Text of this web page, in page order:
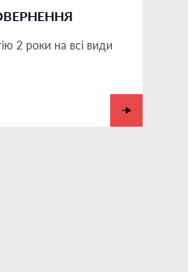
2 роки на всі види